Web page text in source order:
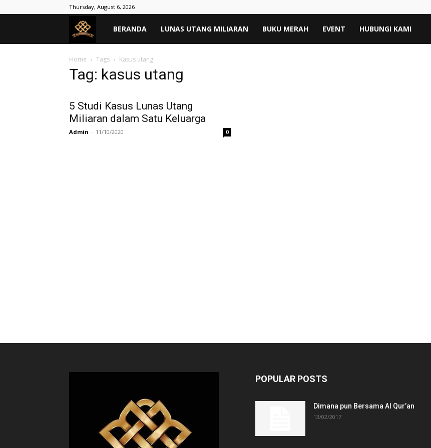
Thursday, August 6, 2026
MASYARAKAT
TANPA
–
BERANDA LUNAS UTANG MILIARAN BUKU MERAH EVENT HUBUNGI KAMI
Home Tags Kasus utang
Tag: kasus utang
5 Studi Kasus Lunas Utang
Miliaran dalam Satu Keluarga
Admin - 11/10/2020 0
POPULAR POSTS
Dimana pun Bersama Al Qur’an
13/02/2017